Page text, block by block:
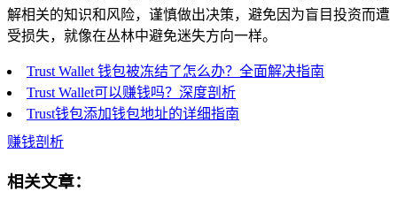
解相关的知识和风险，谨慎做出决策，避免因为盲目投资而遭
受损失，就像在丛林中避免迷失方向一样。
Trust Wallet 钱包被冻结了怎么办？全面解决指南
Trust Wallet可以赚钱吗？深度剖析
Trust钱包添加钱包地址的详细指南
赚钱剖析
相关文章：